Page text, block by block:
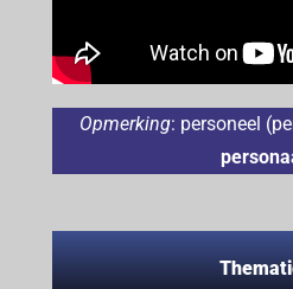
Opmerking: personeel